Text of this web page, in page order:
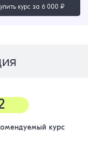
курс за 6 000 ₽
курс